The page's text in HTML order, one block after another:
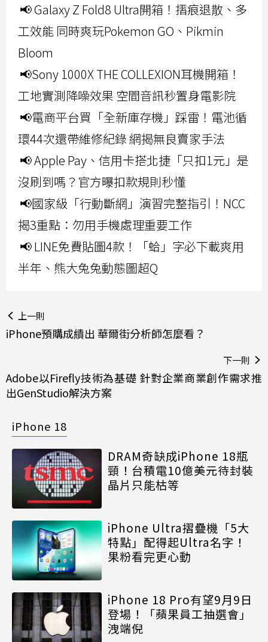
📢 Galaxy Z Fold8 Ultra開箱！摺痕退散、多
工效能 同時爽玩Pokemon GO、Pikmin
Bloom
📢Sony 1000X THE COLLEXION耳機開箱！
工地實測降噪效果 空間音訊秒置身電影院
📢電商平台買「全新庫存機」踩雷！電池循
環44次還帶維修紀錄 網揭無良賣家手法
📢 Apple Pay、信用卡搭北捷「只扣1元」是
沒刷到嗎？官方曝扣款規則秒懂
📢國家級「行動斷網」演習完整指引！NCC
揭3重點：勿用手機處理重要工作
📢 LINE免費貼圖4款！「蛤」字必下載爽用
半年、熊大兔兔動態圖超Q
上一則
iPhone預購成績出 華爾街分析師怎麼看？
下一則
Adobe以Firefly技術為基礎 針對企業商業創作需求推
出GenStudio解決方案
iPhone 18
DRAM奇缺成iPhone 18瓶
頸！台積電10億美元待封裝
晶片只能枯等
iPhone Ultra摺疊機「5大
特點」配得起Ultra名字！
果粉看完更心動
iPhone 18 Pro有望9月9日
登場！「蘋果員工抽選會」
洩端倪